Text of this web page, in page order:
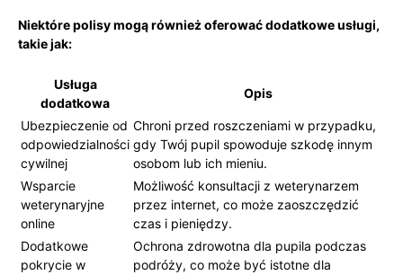
Niektóre polisy mogą ‌również⁤ oferować ⁤dodatkowe usługi,
takie jak:
Usługa
dodatkowa
Opis
Ubezpieczenie od
odpowiedzialności
cywilnej
Chroni przed‌ roszczeniami ⁢w przypadku,
gdy Twój pupil spowoduje szkodę innym
‌osobom lub ich mieniu.
Wsparcie
weterynaryjne‍
online
Możliwość konsultacji z ⁤weterynarzem
przez internet, co może zaoszczędzić
czas i pieniędzy.
Dodatkowe
pokrycie w
Ochrona zdrowotna dla pupila ​podczas
podróży, co może być⁢ istotne ⁢dla